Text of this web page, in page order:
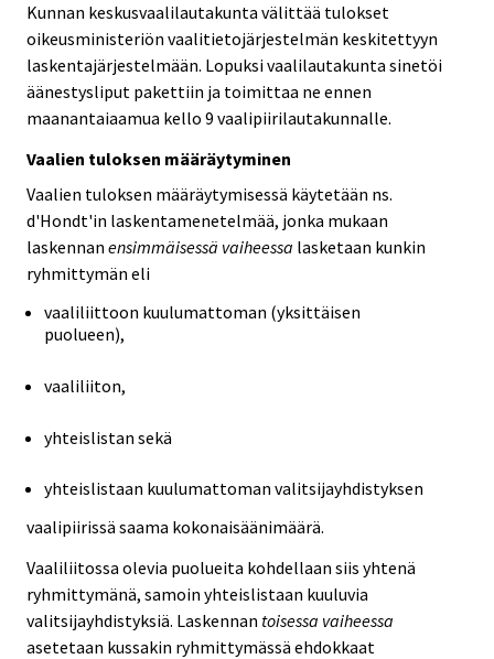
Kunnan keskusvaalilautakunta välittää tulokset
oikeusministeriön vaalitietojärjestelmän keskitettyyn
laskentajärjestelmään. Lopuksi vaalilautakunta sinetöi
äänestysliput pakettiin ja toimittaa ne ennen
maanantaiaamua kello 9 vaalipiirilautakunnalle.
Vaalien tuloksen määräytyminen
Vaalien tuloksen määräytymisessä käytetään ns.
d'Hondt'in laskentamenetelmää, jonka mukaan
laskennan ensimmäisessä vaiheessa lasketaan kunkin
ryhmittymän eli
vaaliliittoon kuulumattoman (yksittäisen
puolueen),
vaaliliiton,
yhteislistan sekä
yhteislistaan kuulumattoman valitsijayhdistyksen
vaalipiirissä saama kokonaisäänimäärä.
Vaaliliitossa olevia puolueita kohdellaan siis yhtenä
ryhmittymänä, samoin yhteislistaan kuuluvia
valitsijayhdistyksiä. Laskennan toisessa vaiheessa
asetetaan kussakin ryhmittymässä ehdokkaat